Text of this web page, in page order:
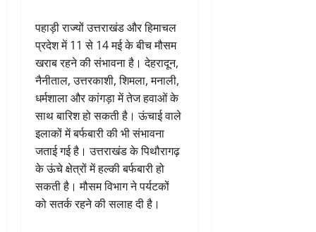
पहाड़ी राज्यों उत्तराखंड और हिमाचल
प्रदेश में 11 से 14 मई के बीच मौसम
खराब रहने की संभावना है। देहरादून,
नैनीताल, उत्तरकाशी, शिमला, मनाली,
धर्मशाला और कांगड़ा में तेज हवाओं के
साथ बारिश हो सकती है। ऊंचाई वाले
इलाकों में बर्फबारी की भी संभावना
जताई गई है। उत्तराखंड के पिथौरागढ़
के ऊंचे क्षेत्रों में हल्की बर्फबारी हो
सकती है। मौसम विभाग ने पर्यटकों
को सतर्क रहने की सलाह दी है।